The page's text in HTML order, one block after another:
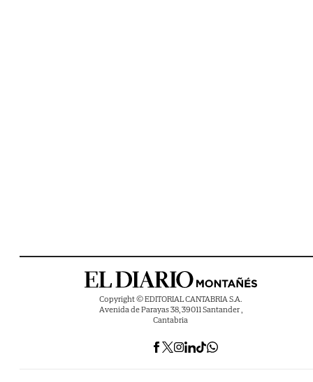
Copyright © EDITORIAL CANTABRIA S.A.
Avenida de Parayas 38, 39011 Santander ,
Cantabria